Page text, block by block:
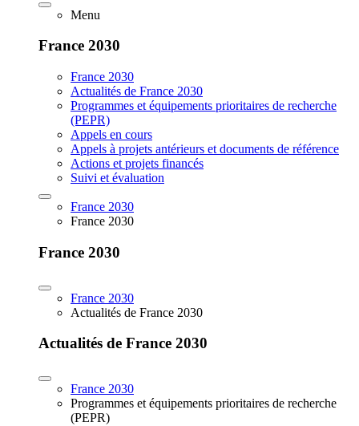
Menu
France 2030
France 2030
Actualités de France 2030
Programmes et équipements prioritaires de recherche
(PEPR)
Appels en cours
Appels à projets antérieurs et documents de référence
Actions et projets financés
Suivi et évaluation
France 2030
France 2030
France 2030
France 2030
Actualités de France 2030
Actualités de France 2030
France 2030
Programmes et équipements prioritaires de recherche
(PEPR)